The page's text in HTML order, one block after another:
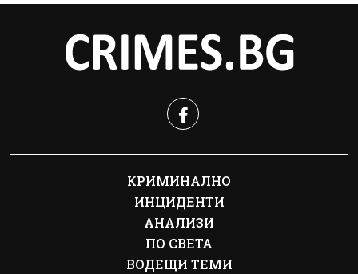
КРИМИНАЛНО
ИНЦИДЕНТИ
АНАЛИЗИ
ПО СВЕТА
ВОДЕЩИ ТЕМИ